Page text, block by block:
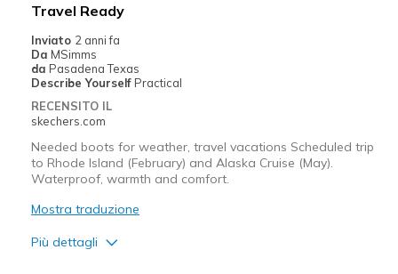
View On Shoes
Travel Ready
Inviato 2 anni fa
Da MSimms
da Pasadena Texas
Describe Yourself Practical
RECENSITO IL
skechers.com
Needed boots for weather, travel vacations Scheduled trip
to Rhode Island (February) and Alaska Cruise (May).
Waterproof, warmth and comfort.
Mostra traduzione
Più dettagli